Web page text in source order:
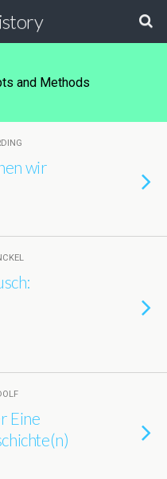
and Methods
wir
Eine